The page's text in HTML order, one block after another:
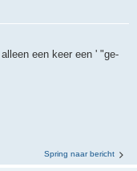
een keer een ' "ge-
Spring naar bericht